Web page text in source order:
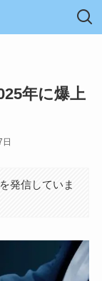
年に爆上
発信していま